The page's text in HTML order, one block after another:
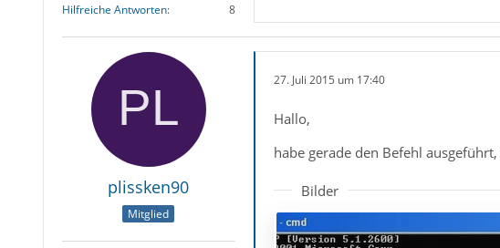
Hilfreiche Antworten
8
plissken90
Mitglied
27. Juli 2015 um 17:40
Hallo,
habe gerade den Befehl
Bilder